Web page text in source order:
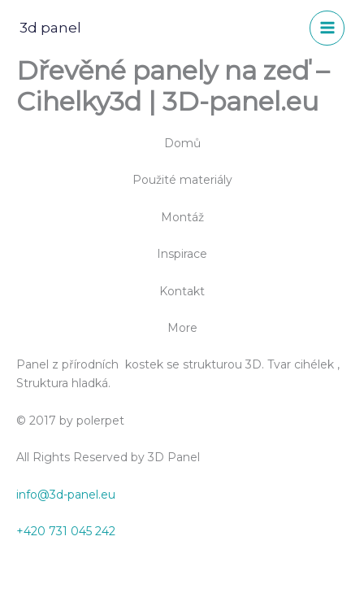
3d panel
Dřevěné panely na zeď –
Cihelky3d | 3D-panel.eu
Domů
Použité materiály
Montáž
Inspirace
Kontakt
More
Panel z přírodních kostek se strukturou 3D. Tvar cihélek ,
Struktura hladká.
© 2017 by polerpet
All Rights Reserved by 3D Panel
info@3d-panel.eu
+420 731 045 242